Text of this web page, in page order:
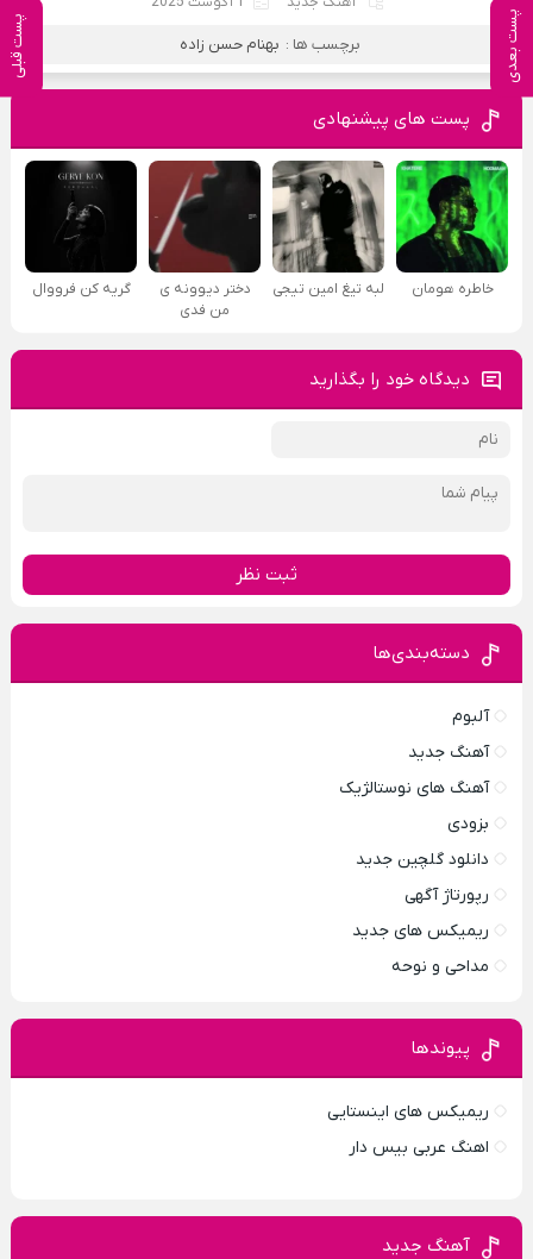
پست بعدی پست قبلی برچسب ها : بهنام حسن زاده
پست های پیشنهادی
خاطره هومان لبه تیغ امین تیجی
دختر دیوونه‌ ی
من فدی
گریه کن فرووال
دیدگاه خود را بگذارید
ثبت نظر
دسته‌بندی‌ها
آلبوم
آهنگ جدید
آهنگ های نوستالژیک
بزودی
دانلود گلچین جدید
رپورتاژ آگهی
ریمیکس های جدید
مداحی و نوحه
پیوندها
ریمیکس های اینستایی
اهنگ عربی بیس دار
آهنگ جدید